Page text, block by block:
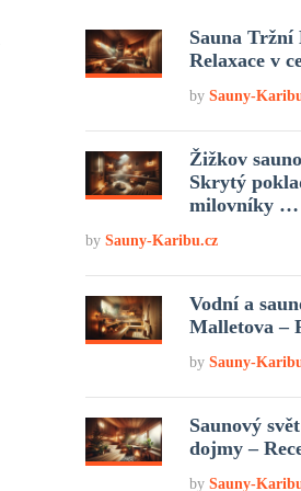
Sauna Tržní
Relaxace v
bySauny-
Žižkov
Skrytý
milovníky …
by Sauny-Karibu.cz
Vodní a
Malletova –
bySauny-
Saunový
dojmy –
bySauny-